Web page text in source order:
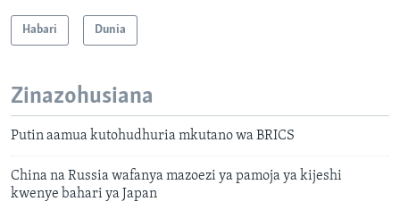
Habari Dunia
Zinazohusiana
Putin aamua kutohudhuria mkutano wa BRICS
China na Russia wafanya mazoezi ya pamoja ya kijeshi
kwenye bahari ya Japan